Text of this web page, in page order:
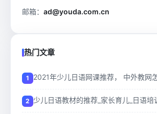
邮箱： ad@youda.com.cn
热门文章
2021年少儿日语网课推荐， 中外教网
少儿日语教材的推荐_家长育儿_日语培